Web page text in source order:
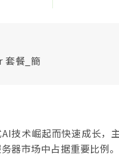
套餐_簡
技术崛起而快速成长
器市场中占据重要比例。